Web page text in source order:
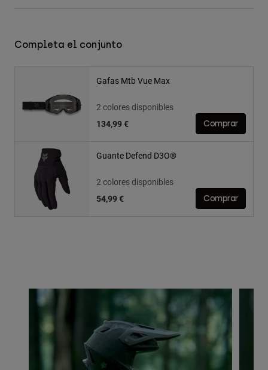
Completa el conjunto
Gafas Mtb Vue Max
2 colores disponibles
134,99 €
Comprar
Guante Defend D3O®
2 colores disponibles
54,99 €
Comprar